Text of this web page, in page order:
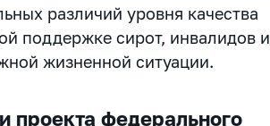
различий уровня качества
поддержке сирот, инвалидов и
жизненной ситуации.
проекта федерального